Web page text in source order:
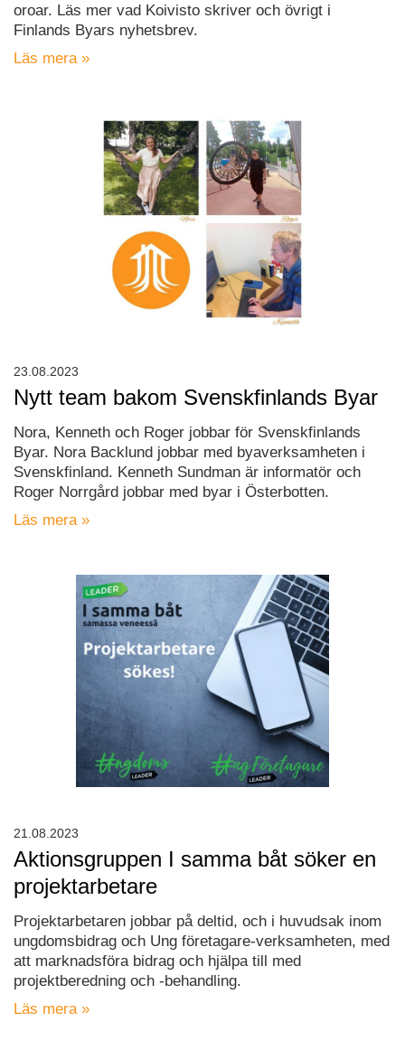
oroar. Läs mer vad Koivisto skriver och övrigt i
Finlands Byars nyhetsbrev.
Läs mera »
Nytt team bakom Svenskfinlands Byar
Nora, Kenneth och Roger jobbar för Svenskfinlands
Byar. Nora Backlund jobbar med byaverksamheten i
Svenskfinland. Kenneth Sundman är informatör och
Roger Norrgård jobbar med byar i Österbotten.
Läs mera »
23.08.2023
Aktionsgruppen I samma båt söker en
projektarbetare
Projektarbetaren jobbar på deltid, och i huvudsak inom
ungdomsbidrag och Ung företagare-verksamheten, med
att marknadsföra bidrag och hjälpa till med
projektberedning och -behandling.
Läs mera »
21.08.2023